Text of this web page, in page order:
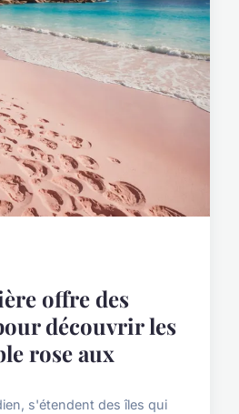
offre des
découvrir les
rose aux
s'étendent des îles qui